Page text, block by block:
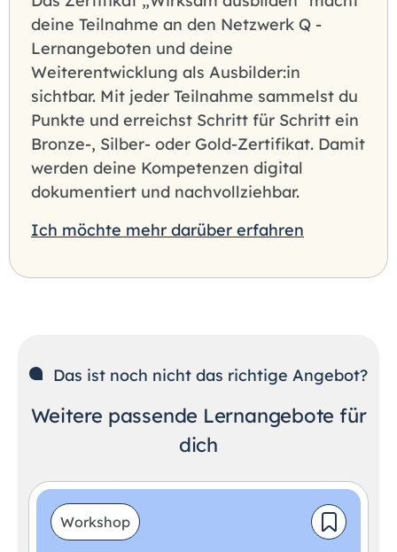
deine Teilnahme an den Netzwerk Q -
Lernangeboten und deine
Weiterentwicklung als Ausbilder:in
sichtbar. Mit jeder Teilnahme sammelst du
Punkte und erreichst Schritt für Schritt ein
Bronze-, Silber- oder Gold-Zertifikat. Damit
werden deine Kompetenzen digital
dokumentiert und nachvollziehbar.
Ich möchte mehr darüber erfahren
Das ist noch nicht das richtige Angebot?
Weitere passende Lernangebote für
dich
Workshop